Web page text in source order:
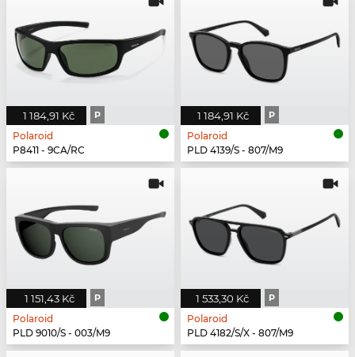
1 184,91 Kč P
Polaroid
P8411 - 9CA/RC
1 184,91 Kč P
Polaroid
PLD 4139/S - 807/M9
1 151,43 Kč P
Polaroid
PLD 9010/S - 003/M9
1 533,30 Kč P
Polaroid
PLD 4182/S/X - 807/M9